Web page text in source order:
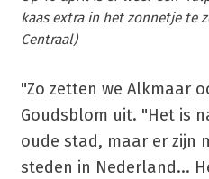
kaas extra in het zonnetje te
Centraal)
"Zo zetten we Alkmaar
Goudsblom uit. "Het is
oude stad, maar er zijn
steden in Nederland...